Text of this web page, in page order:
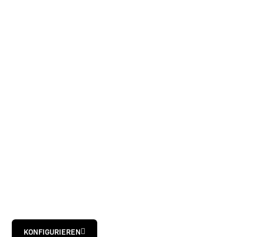
KONFIGURIEREN